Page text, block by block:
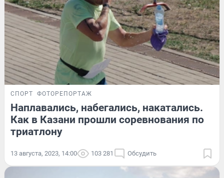
СПОРТ ФОТОРЕПОРТАЖ
Наплавались, набегались, накатались.
Как в Казани прошли соревнования по
триатлону
13 августа, 2023, 14:00 103 281 Обсудить